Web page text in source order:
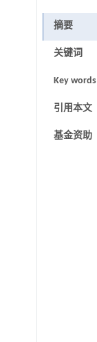
摘要
关键词
Key words
引用本文
基金资助